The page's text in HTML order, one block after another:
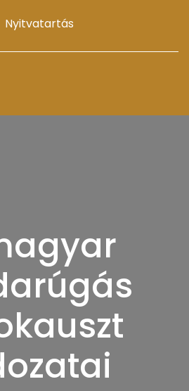
Nyitvatartás